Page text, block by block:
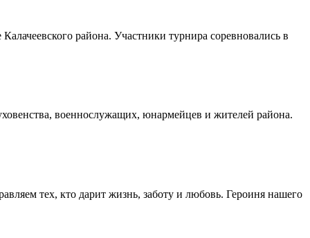
района. Участники турнира соревновались в
военнослужащих, юнармейцев и жителей района.
тех, кто дарит жизнь, заботу и любовь. Героиня нашего